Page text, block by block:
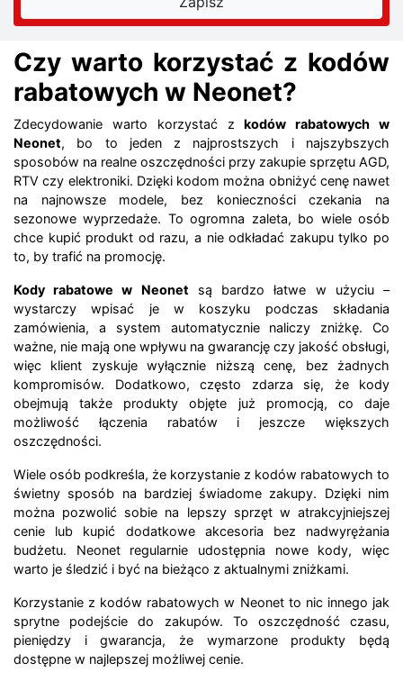
Czy warto korzystać z kodów
rabatowych w Neonet?
Zdecydowanie warto korzystać zkodów rabatowych w
Neonet, bo to jeden z najprostszych i najszybszych
sposobów na realne oszczędności przy zakupie sprzętu AGD,
RTV czy elektroniki. Dzięki kodom można obniżyć cenę nawet
na najnowsze modele, bez konieczności czekania na
sezonowe wyprzedaże. To ogromna zaleta, bo wiele osób
chce kupić produkt od razu, a nie odkładać zakupu tylko po
to, by trafić na promocję.
Kody rabatowe w Neonet są bardzo łatwe w użyciu –
wystarczy wpisać je w koszyku podczas składania
zamówienia, a system automatycznie naliczy zniżkę. Co
ważne, nie mają one wpływu na gwarancję czy jakość obsługi,
więc klient zyskuje wyłącznie niższą cenę, bez żadnych
kompromisów. Dodatkowo, często zdarza się, że kody
obejmują także produkty objęte już promocją, co daje
możliwość łączenia rabatów i jeszcze większych
oszczędności.
Wiele osób podkreśla, że korzystanie z kodów rabatowych to
świetny sposób na bardziej świadome zakupy. Dzięki nim
można pozwolić sobie na lepszy sprzęt w atrakcyjniejszej
cenie lub kupić dodatkowe akcesoria bez nadwyrężania
budżetu. Neonet regularnie udostępnia nowe kody, więc
warto je śledzić i być na bieżąco z aktualnymi zniżkami.
Korzystanie z kodów rabatowych w Neonet to nic innego jak
sprytne podejście do zakupów. To oszczędność czasu,
pieniędzy i gwarancja, że wymarzone produkty będą
dostępne w najlepszej możliwej cenie.